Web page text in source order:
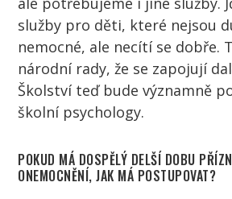
služby pro děti, které nejsou
nemocné, ale necítí se dobře.
národní rady, že se zapojují
Školství teď bude významně
školní psychology.
POKUD MÁ DOSPĚLÝ DELŠÍ DOBU
ONEMOCNĚNÍ, JAK MÁ POSTUPOVAT?